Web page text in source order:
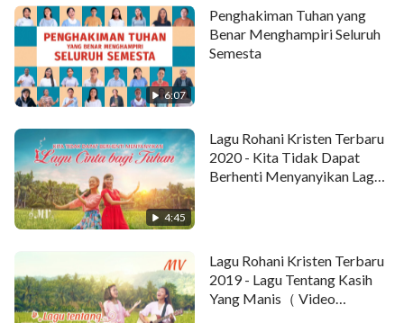
Ini hasil yang dicapai
karya firman di masa kini.
Ya, ini yang dapat dicapaifirman Tuhan
Otoritas dan kuasa Tuhan
tak hanya membuat tanda
dan menyembuhkan yang sakit,
atau mengusir setan.
Tapi penghakiman firman Tuhan
6:07
Penghakiman Tuhan yang
Benar Menghampiri Seluruh
Semesta
4:45
Lagu Rohani Kristen Terbaru
2020 - Kita Tidak Dapat
Berhenti Menyanyikan Lagu
Lagu Rohani Kristen Terbaru
2019 - Lagu Tentang Kasih
Yang Manis（ Video